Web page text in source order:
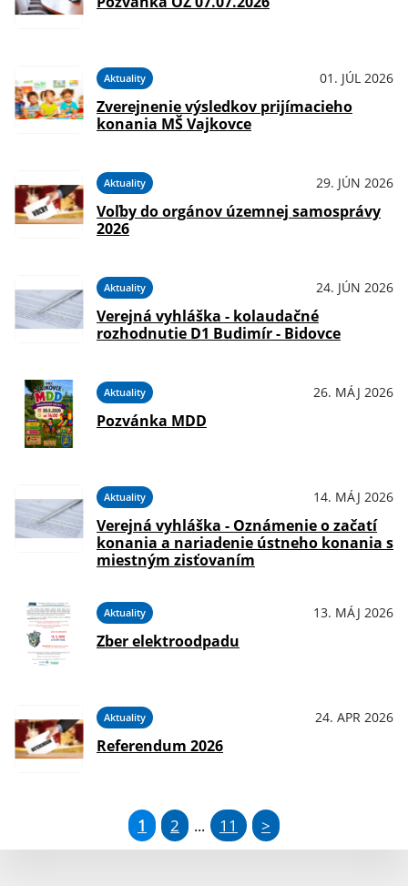
Aktuality 01. JÚL 2026
Zverejnenie výsledkov prijímacieho
konania MŠ Vajkovce
Aktuality 29. JÚN 2026
Voľby do orgánov územnej samosprávy
2026
Aktuality 24. JÚN 2026
Verejná vyhláška - kolaudačné
rozhodnutie D1 Budimír - Bidovce
Aktuality 26. MÁJ 2026
Pozvánka MDD
Aktuality 14. MÁJ 2026
Verejná vyhláška - Oznámenie o začatí
konania a nariadenie ústneho konania s
miestným zisťovaním
Aktuality 13. MÁJ 2026
Zber elektroodpadu
Aktuality 24. APR 2026
Referendum 2026
1 2 ... 11 >